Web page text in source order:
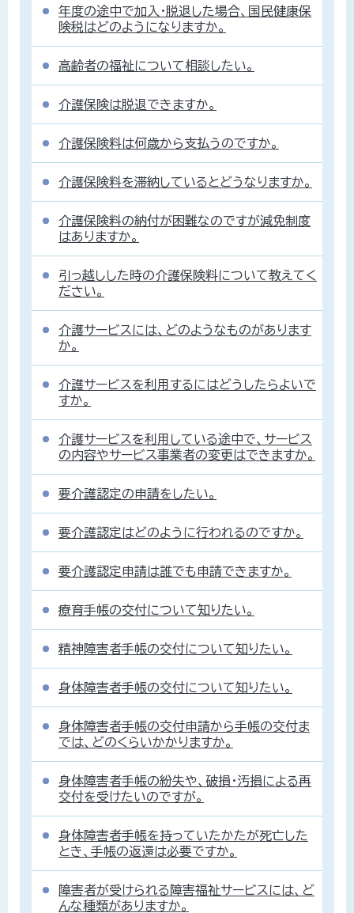
年度の途中で加入・脱退した場合、国民健康保
険税はどのようになりますか。
高齢者の福祉について相談したい。
介護保険は脱退できますか。
介護保険料は何歳から支払うのですか。
介護保険料を滞納しているとどうなりますか。
介護保険料の納付が困難なのですが減免制度
はありますか。
引っ越しした時の介護保険料について教えてく
ださい。
介護サービスには、どのようなものがあります
か。
介護サービスを利用するにはどうしたらよいで
すか。
介護サービスを利用している途中で、サービス
の内容やサービス事業者の変更はできますか。
要介護認定の申請をしたい。
要介護認定はどのように行われるのですか。
要介護認定申請は誰でも申請できますか。
療育手帳の交付について知りたい。
精神障害者手帳の交付について知りたい。
身体障害者手帳の交付について知りたい。
身体障害者手帳の交付申請から手帳の交付ま
では、どのくらいかかりますか。
身体障害者手帳の紛失や、破損・汚損による再
交付を受けたいのですが。
身体障害者手帳を持っていたかたが死亡した
とき、手帳の返還は必要ですか。
障害者が受けられる障害福祉サービスには、ど
んな種類がありますか。